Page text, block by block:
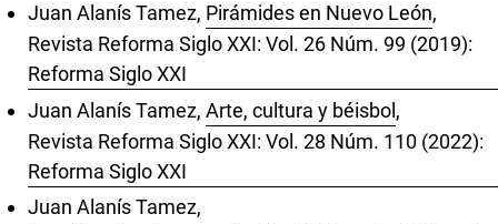
Juan Alanís Tamez, Pirámides en Nuevo León,
Revista Reforma Siglo XXI: Vol. 26 Núm. 99 (2019):
Reforma Siglo XXI
Juan Alanís Tamez, Arte, cultura y béisbol,
Revista Reforma Siglo XXI: Vol. 28 Núm. 110 (2022):
Reforma Siglo XXI
Juan Alanís Tamez,